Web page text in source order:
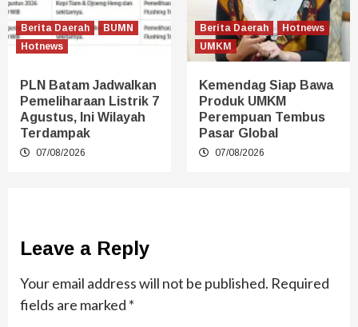
Berita Daerah
BUMN
Hotnews
PLN Batam Jadwalkan
Pemeliharaan Listrik 7
Agustus, Ini Wilayah
Terdampak
07/08/2026
Berita Daerah
Hotnews
UMKM
Kemendag Siap Bawa
Produk UMKM
Perempuan Tembus
Pasar Global
07/08/2026
Leave a Reply
Your email address will not be published. Required
fields are marked *